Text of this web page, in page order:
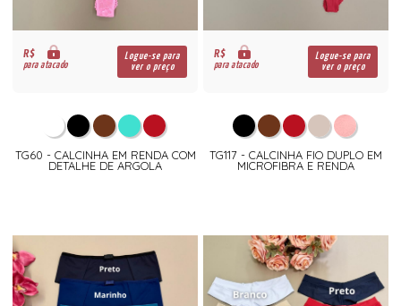
R$
para atacado
Logue-se para
ver o preço
TG60 - CALCINHA EM RENDA COM
DETALHE DE ARGOLA
R$
para atacado
Logue-se para
ver o preço
TG117 - CALCINHA FIO DUPLO EM
MICROFIBRA E RENDA